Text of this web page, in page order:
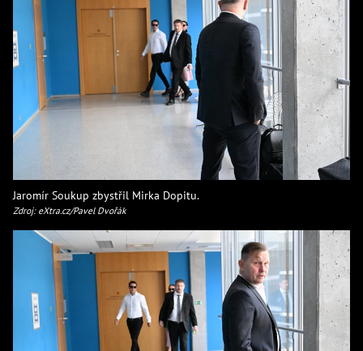
Jaromír Soukup zbystřil Mirka Dopitu.
Zdroj: eXtra.cz/Pavel Dvořák